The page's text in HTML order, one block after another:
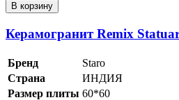
В корзину
Керамогранит Remix
Бренд
Staro
Страна
ИНДИЯ
Размер плиты 60*60